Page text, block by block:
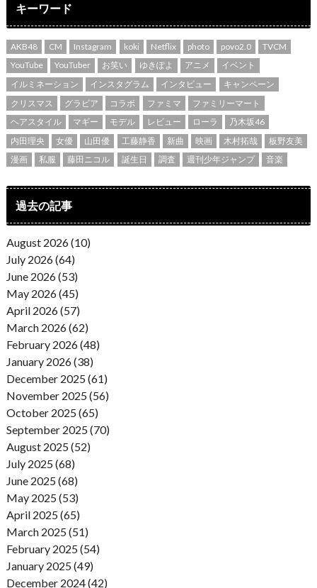
キーワード
AKB48 CM Instagram koki Netflix photo povo2.0
TVCM
YouTube
YouTuber お笑い ゆきぽよ アニメ
イベント
イルミネーション
インスタグラム インタビュー
キャンペーン
クリスマス
グラビア コラボ ファミマ
ファミリーマート
ヘアスタイル
マギー モデル レビュー ローラ
乃木坂46
内田理央
女優 山田優 工藤静香 新曲 映画 木村拓哉
板野友美
漫画
私服 藤田ニコル 誕生日 調査 週刊少年ジャンプ 音楽
過去の記事
August 2026 (10)
July 2026 (64)
June 2026 (53)
May 2026 (45)
April 2026 (57)
March 2026 (62)
February 2026 (48)
January 2026 (38)
December 2025 (61)
November 2025 (56)
October 2025 (65)
September 2025 (70)
August 2025 (52)
July 2025 (68)
June 2025 (68)
May 2025 (53)
April 2025 (65)
March 2025 (51)
February 2025 (54)
January 2025 (49)
December 2024 (42)